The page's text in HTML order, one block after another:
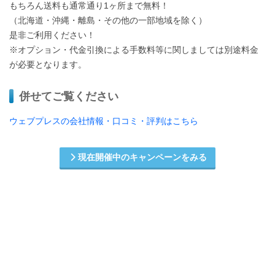
もちろん送料も通常通り1ヶ所まで無料！
（北海道・沖縄・離島・その他の一部地域を除く）
是非ご利用ください！
※オプション・代金引換による手数料等に関しましては別途料金
が必要となります。
併せてご覧ください
ウェブプレスの会社情報・口コミ・評判はこちら
現在開催中のキャンペーンをみる